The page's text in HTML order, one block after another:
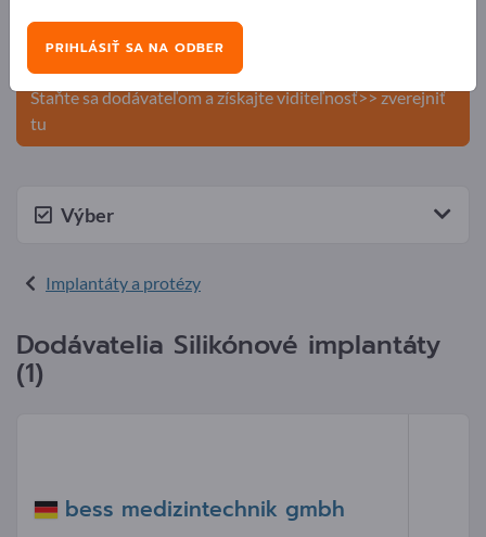
Zverejnite svoju spoločnosť a svoje
produkty na Exportpages.
Staňte sa dodávateľom a získajte viditeľnosť>> zverejniť
tu
Výber
Implantáty a protézy
Dodávatelia Silikónové implantáty
(1)
bess medizintechnik gmbh
PRIHLÁSIŤ SA NA ODBER